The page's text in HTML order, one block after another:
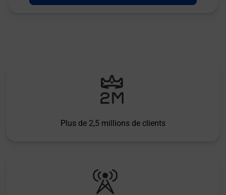
Plus de 2,5 millions de clients